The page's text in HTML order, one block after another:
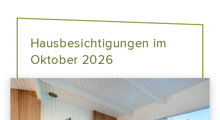
Hausbesichtigungen im
Oktober 2026